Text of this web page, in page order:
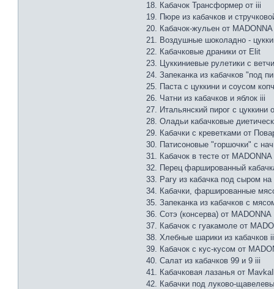
18. Кабачок Трансформер от iii
19. Пюре из кабачков и
20. Кабачок-жульен от MADONNA
21. Воздушные шоколадно -
22. Кабачковые драники от Elit
23. Цуккиниевые рулетики с
24. Запеканка из кабачков "под
25. Паста с цуккини и соусом
26. Чатни из кабачков и яблок iii
27. Итальянский пирог с цуккини
28. Оладьи кабачковые
29. Кабачки с креветками от
30. Патисоновые "горшочки" с
31. Кабачок в тесте от MADONNA
32. Перец фаршированный
33. Рагу из кабачка под сыром
34. Кабачки, фаршированные
35. Запеканка из кабачков с
36. Сотэ (консерва) от MADONNA
37. Кабачок с гуакамоле от
38. Хлебные шарики из кабачков
39. Кабачок с кус-кусом от
40. Салат из кабачков 99 и 9 iii
41. Кабачковая лазанья от MavkaI
42. Кабачки под луково-